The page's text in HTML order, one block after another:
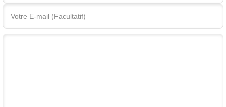
Votre commentaire